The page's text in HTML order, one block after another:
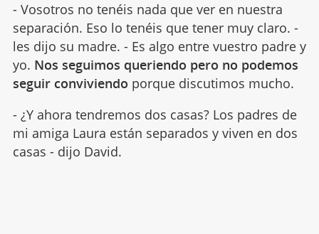
- Vosotros no tenéis nada que ver en nuestra
separación. Eso lo tenéis que tener muy claro. -
les dijo su madre. - Es algo entre vuestro padre y
yo. Nos seguimos queriendo pero no podemos
seguir conviviendo porque discutimos mucho.
- ¿Y ahora tendremos dos casas? Los padres de
mi amiga Laura están separados y viven en dos
casas - dijo David.